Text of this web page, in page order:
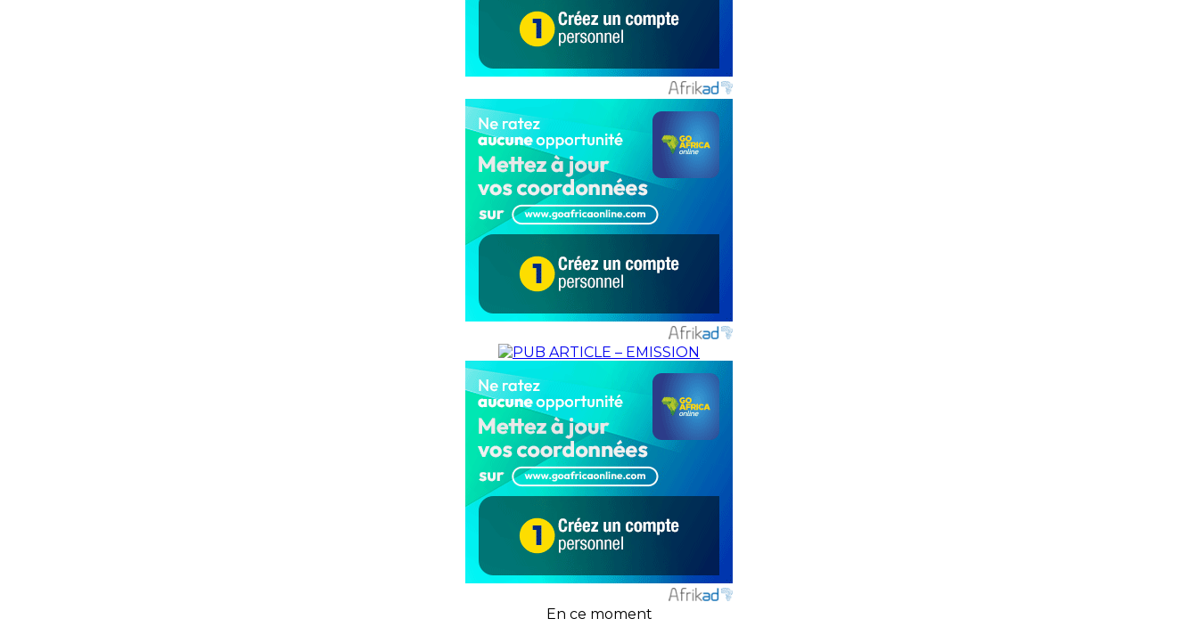
En ce moment